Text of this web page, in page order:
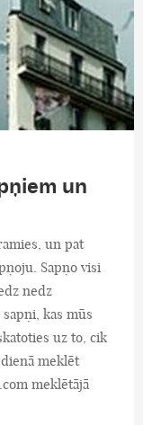
un
un pat
Sapņo visi
nedz
kas mūs
uz to, cik
meklēt
meklētājā